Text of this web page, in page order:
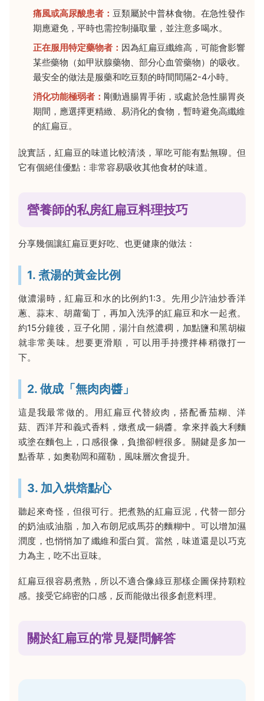
痛風或高尿酸患者： 豆類屬於中普林食物。在急性發作
期應避免，平時也需控制攝取量，並注意多喝水。
正在服用特定藥物者： 因為紅扁豆纖維高，可能會影響
某些藥物（如甲狀腺藥物、部分心血管藥物）的吸收。
最安全的做法是服藥和吃豆類的時間間隔2-4小時。
消化功能極弱者： 剛動過腸胃手術，或處於急性腸胃炎
期間，應選擇更精緻、易消化的食物，暫時避免高纖維
的紅扁豆。
說實話，紅扁豆的味道比較清淡，單吃可能有點無聊。但
它有個絕佳優點：非常容易吸收其他食材的味道。
營養師的私房紅扁豆料理技巧
分享幾個讓紅扁豆更好吃、也更健康的做法：
1. 煮湯的黃金比例
做濃湯時，紅扁豆和水的比例約1:3。先用少許油炒香洋
蔥、蒜末、胡蘿蔔丁，再加入洗淨的紅扁豆和水一起煮。
約15分鐘後，豆子化開，湯汁自然濃稠，加點鹽和黑胡椒
就非常美味。想要更滑順，可以用手持攪拌棒稍微打一
下。
2. 做成「無肉肉醬」
這是我最常做的。用紅扁豆代替絞肉，搭配番茄糊、洋
菇、西洋芹和義式香料，燉煮成一鍋醬。拿來拌義大利麵
或塗在麵包上，口感很像，負擔卻輕很多。關鍵是多加一
點香草，如奧勒岡和羅勒，風味層次會提升。
3. 加入烘焙點心
聽起來奇怪，但很可行。把煮熟的紅扁豆泥，代替一部分
的奶油或油脂，加入布朗尼或馬芬的麵糊中。可以增加濕
潤度，也悄悄加了纖維和蛋白質。當然，味道還是以巧克
力為主，吃不出豆味。
紅扁豆很容易煮熟，所以不適合像綠豆那樣企圖保持顆粒
感。接受它綿密的口感，反而能做出很多創意料理。
關於紅扁豆的常見疑問解答